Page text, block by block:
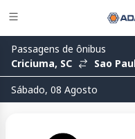
Passagens de ônibus
Criciuma, SC
Sao
Sábado, 08 Agosto